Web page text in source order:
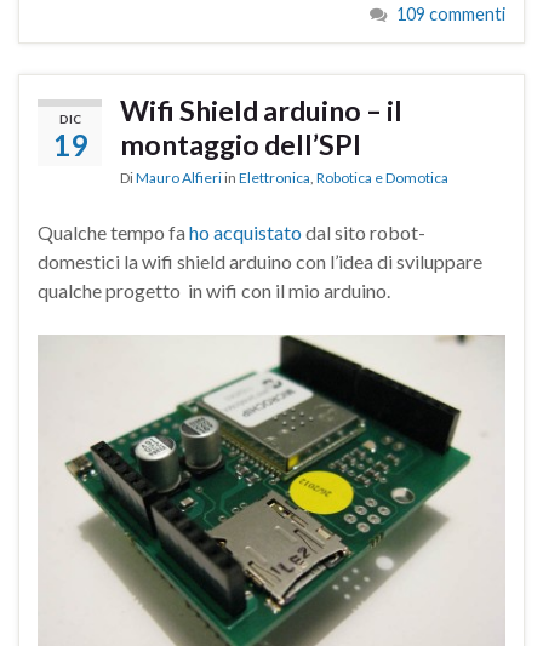
109 commenti
DIC
19
Wifi Shield arduino – il
montaggio dell’SPI
DiMauro Alfieri in Elettronica, Robotica e Domotica
Qualche tempo fa ho acquistato dal sito robot-
domestici la wifi shield arduino con l’idea di sviluppare
qualche progetto in wifi con il mio arduino.